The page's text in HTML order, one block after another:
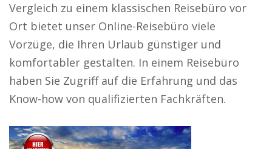
Vergleich zu einem klassischen Reisebüro vor
Ort bietet unser Online-Reisebüro viele
Vorzüge, die Ihren Urlaub günstiger und
komfortabler gestalten. In einem Reisebüro
haben Sie Zugriff auf die Erfahrung und das
Know-how von qualifizierten Fachkräften.